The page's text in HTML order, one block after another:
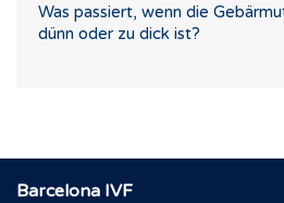
Was passiert, wenn die
dünn oder zu dick ist?
Barcelona IVF